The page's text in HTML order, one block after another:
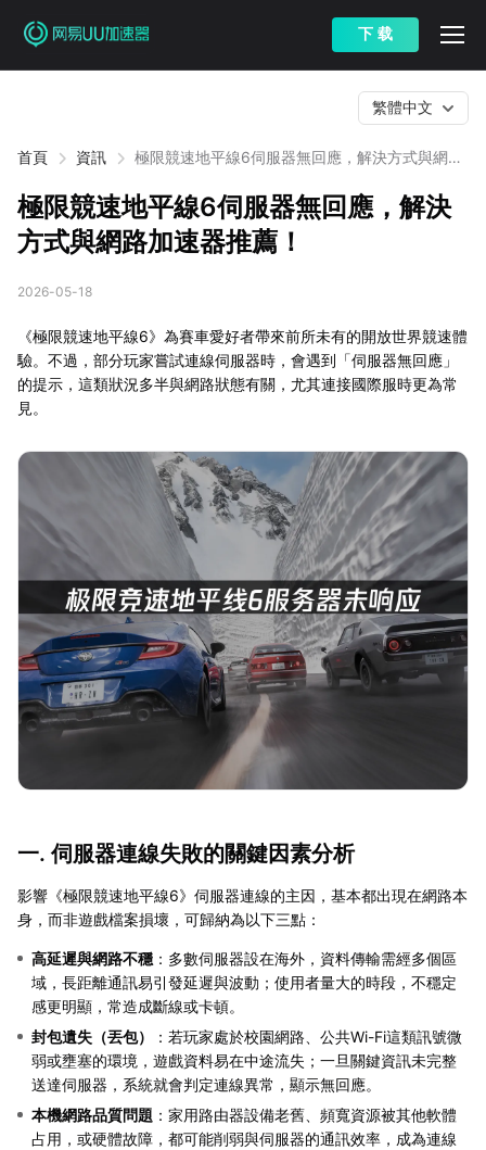
下 载
首頁 資訊
極限競速地平線6伺服器無回應，解決方式與網路
繁體中文
極限競速地平線6伺服器無回應，解決
方式與網路加速器推薦！
2026-05-18
《極限競速地平線6》為賽車愛好者帶來前所未有的開放世界競速體
驗。不過，部分玩家嘗試連線伺服器時，會遇到「伺服器無回應」
的提示，這類狀況多半與網路狀態有關，尤其連接國際服時更為常
見。
一. 伺服器連線失敗的關鍵因素分析
影響《極限競速地平線6》伺服器連線的主因，基本都出現在網路本
身，而非遊戲檔案損壞，可歸納為以下三點：
高延遲與網路不穩 ：多數伺服器設在海外，資料傳輸需經多個區
域，長距離通訊易引發延遲與波動；使用者量大的時段，不穩定
感更明顯，常造成斷線或卡頓。
封包遺失（丟包）
：若玩家處於校園網路、公共Wi-Fi這類訊號微
弱或壅塞的環境，遊戲資料易在中途流失；一旦關鍵資訊未完整
送達伺服器，系統就會判定連線異常，顯示無回應。
本機網路品質問題 ：家用路由器設備老舊、頻寬資源被其他軟體
占用，或硬體故障，都可能削弱與伺服器的通訊效率，成為連線